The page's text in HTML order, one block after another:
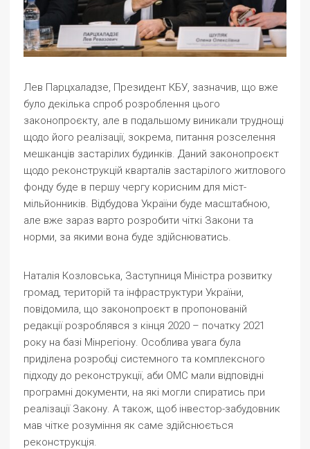
Лев Парцхаладзе, Президент КБУ, зазначив, що вже
було декілька спроб розроблення цього
законопроєкту, але в подальшому виникали труднощі
щодо його реалізації, зокрема, питання розселення
мешканців застарілих будинків. Даний законопроєкт
щодо реконструкцій кварталів застарілого житлового
фонду буде в першу чергу корисним для міст-
мільйонників. Відбудова України буде масштабною,
але вже зараз варто розробити чіткі Закони та
норми, за якими вона буде здійснюватись.
Наталія Козловська, Заступниця Міністра розвитку
громад, територій та інфраструктури України,
повідомила, що законопроєкт в пропонованій
редакції розроблявся з кінця 2020 – початку 2021
року на базі Мінрегіону. Особлива увага була
приділена розробці системного та комплексного
підходу до реконструкції, аби ОМС мали відповідні
програмні документи, на які могли спиратись при
реалізації Закону. А також, щоб інвестор-забудовник
мав чітке розуміння як саме здійснюється
реконструкція.